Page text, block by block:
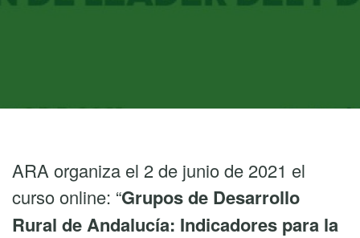
ARA organiza el 2 de junio de 2021 el
curso online: “Grupos de Desarrollo
Rural de Andalucía: Indicadores para la